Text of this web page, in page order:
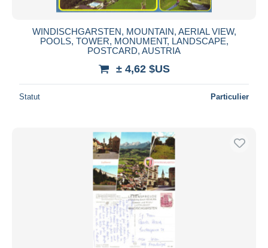
WINDISCHGARSTEN, MOUNTAIN, AERIAL VIEW,
POOLS, TOWER, MONUMENT, LANDSCAPE,
POSTCARD, AUSTRIA
± 4,62 $US
Statut Particulier